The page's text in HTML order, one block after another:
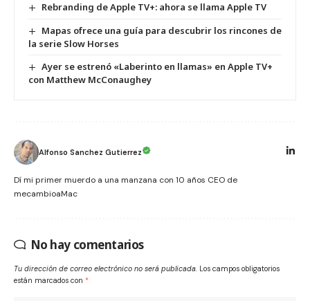
Rebranding de Apple TV+: ahora se llama Apple TV
Mapas ofrece una guía para descubrir los rincones de
la serie Slow Horses
Ayer se estrenó «Laberinto en llamas» en Apple TV+
con Matthew McConaughey
Alfonso Sanchez Gutierrez
Dí mi primer muerdo a una manzana con 10 años CEO de
mecambioaMac
No hay comentarios
Tu dirección de correo electrónico no será publicada. Los campos obligatorios
están marcados con *